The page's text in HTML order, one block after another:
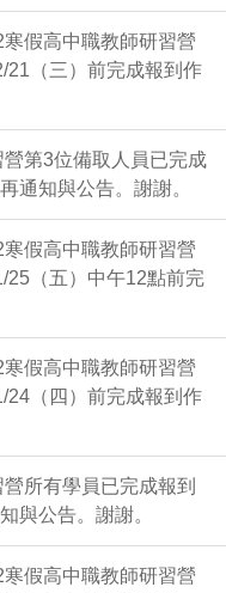
寒假高中職教師研習營
21（三）前完成報到作
第3位備取人員已完成
通知與公告。謝謝。
寒假高中職教師研習營
25（五）中午12點前完
寒假高中職教師研習營
24（四）前完成報到作
所有學員已完成報到
與公告。謝謝。
寒假高中職教師研習營